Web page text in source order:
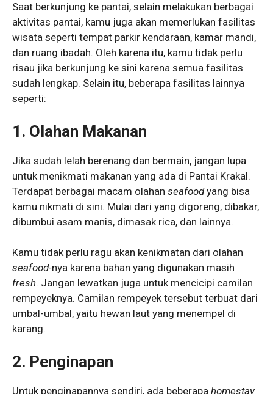
Saat berkunjung ke pantai, selain melakukan berbagai
aktivitas pantai, kamu juga akan memerlukan fasilitas
wisata seperti tempat parkir kendaraan, kamar mandi,
dan ruang ibadah. Oleh karena itu, kamu tidak perlu
risau jika berkunjung ke sini karena semua fasilitas
sudah lengkap. Selain itu, beberapa fasilitas lainnya
seperti:
1. Olahan Makanan
Jika sudah lelah berenang dan bermain, jangan lupa
untuk menikmati makanan yang ada di Pantai Krakal.
Terdapat berbagai macam olahan seafoodyang bisa
kamu nikmati di sini. Mulai dari yang digoreng, dibakar,
dibumbui asam manis, dimasak rica, dan lainnya.
Kamu tidak perlu ragu akan kenikmatan dari olahan
seafood-nya karena bahan yang digunakan masih
fresh. Jangan lewatkan juga untuk mencicipi camilan
rempeyeknya. Camilan rempeyek tersebut terbuat dari
umbal-umbal, yaitu hewan laut yang menempel di
karang.
2. Penginapan
Untuk penginapannya sendiri, ada beberapa homestay